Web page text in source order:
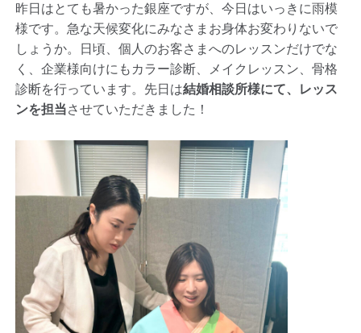
昨日はとても暑かった銀座ですが、今日はいっきに雨模
様です。急な天候変化にみなさまお身体お変わりないで
しょうか。日頃、個人のお客さまへのレッスンだけでな
く、企業様向けにもカラー診断、メイクレッスン、骨格
診断を行っています。先日は結婚相談所様にて、レッス
ンを担当させていただきました！